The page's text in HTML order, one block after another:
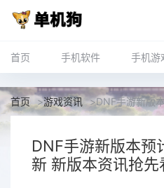
首页 手机软件 手机游
首页 >游戏资讯 >DNF手游新版
DNF手游新版本预
新 新版本资讯抢先